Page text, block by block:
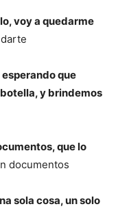
voy a quedarme
que
y brindemos
que lo
documentos
sola cosa, un solo